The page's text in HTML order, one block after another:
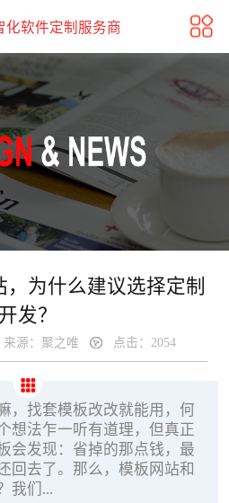
开发？对比模板网站优势
化软件定制服务商
，为什么建议选择定制
开发？
来源：聚之唯 点击：2054
，找套模板改改就能用，何
想法乍一听有道理，但真正
会发现：省掉的那点钱，最
回去了。那么，模板网站和
我们...